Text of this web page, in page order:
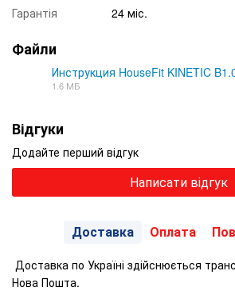
Гарантія
24 міс.
Файли
Инструкция HouseFit KINETIC
1.6 МБ
Відгуки
Додайте перший відгук
Написати відгук
Доставка Оплата
Доставка по Україні здійснюється
Нова Пошта.